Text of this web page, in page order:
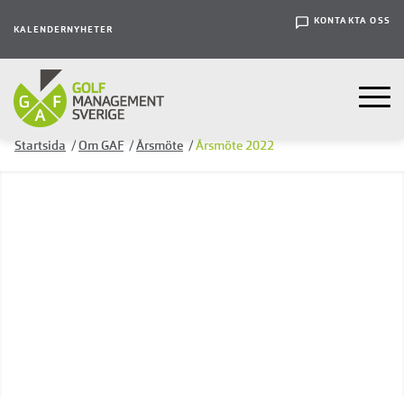
KALENDER NYHETER
KONTAKTA OSS
Startsida / Om GAF / Årsmöte / Årsmöte 2022